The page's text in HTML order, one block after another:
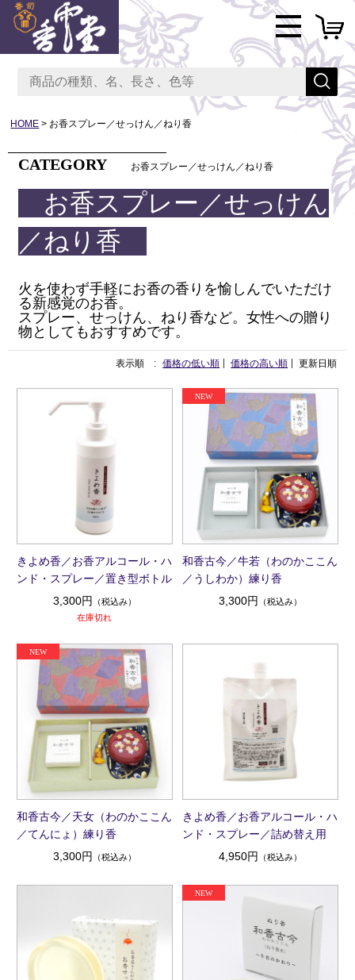
HOME お香スプレー／せっけん／ねり香
CATEGORY お香スプレー／せっけん／ねり香
お香スプレー／せっけん
／ねり香
火を使わず手軽にお香の香りを愉しんでいただけ
る新感覚のお香。
スプレー、せっけん、ねり香など。 女性への贈り
物としてもおすすめです。
表示順 : 価格の低い順 価格の高い順 更新日順
きよめ香／お香アルコール・ハ
ンド・スプレー／置き型ボトル
3,300円
（税込み）
在庫切れ
和香古今／牛若（わのかここん
／うしわか）練り香
3,300円
（税込み）
和香古今／天女（わのかここん
／てんにょ）練り香
3,300円
（税込み）
きよめ香／お香アルコール・ハ
ンド・スプレー／詰め替え用
4,950円
（税込み）